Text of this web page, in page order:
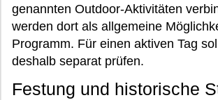
genannten Outdoor-Aktivitäten
werden dort als allgemeine
Programm. Für einen aktiven Tag
deshalb separat prüfen.
Festung und historische